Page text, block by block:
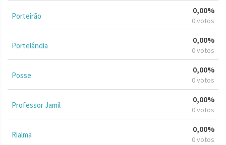
Porteirão
0,00%
0 votos
Portelândia
0,00%
0 votos
Posse
0,00%
0 votos
Professor Jamil
0,00%
0 votos
Rialma
0,00%
0 votos